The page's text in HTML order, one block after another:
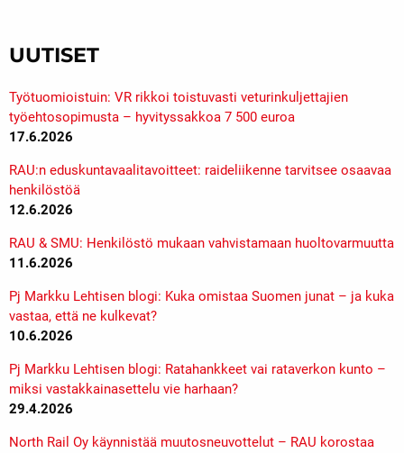
UUTISET
Työtuomioistuin: VR rikkoi toistuvasti veturinkuljettajien
työehtosopimusta – hyvityssakkoa 7 500 euroa
17.6.2026
RAU:n eduskuntavaalitavoitteet: raideliikenne tarvitsee osaavaa
henkilöstöä
12.6.2026
RAU & SMU: Henkilöstö mukaan vahvistamaan huoltovarmuutta
11.6.2026
Pj Markku Lehtisen blogi: Kuka omistaa Suomen junat – ja kuka
vastaa, että ne kulkevat?
10.6.2026
Pj Markku Lehtisen blogi: Ratahankkeet vai rataverkon kunto –
miksi vastakkainasettelu vie harhaan?
29.4.2026
North Rail Oy käynnistää muutosneuvottelut – RAU korostaa